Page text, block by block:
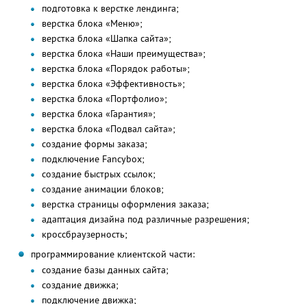
подготовка к верстке лендинга;
верстка блока «Меню»;
верстка блока «Шапка сайта»;
верстка блока «Наши преимущества»;
верстка блока «Порядок работы»;
верстка блока «Эффективность»;
верстка блока «Портфолио»;
верстка блока «Гарантия»;
верстка блока «Подвал сайта»;
создание формы заказа;
подключение Fancybox;
создание быстрых ссылок;
создание анимации блоков;
верстка страницы оформления заказа;
адаптация дизайна под различные разрешения;
кроссбраузерность;
программирование клиентской части:
создание базы данных сайта;
создание движка;
подключение движка;